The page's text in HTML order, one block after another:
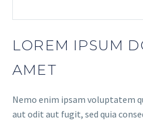
LOREM IPSUM
AMET
Nemo enim ipsam voluptatem
aut odit aut fugit, sed quia